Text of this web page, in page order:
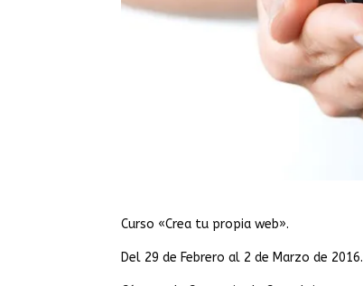
Curso «Crea tu propia web».
Del 29 de Febrero al 2 de Marzo de 2016.